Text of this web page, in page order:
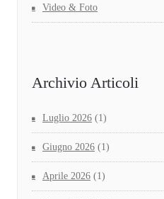
Video & Foto
Archivio Articoli
Luglio 2026 (1)
Giugno 2026 (1)
Aprile 2026 (1)